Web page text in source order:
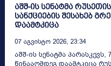
აშშ-ის სენატმა
სანქციების შესახებ
დაამტკიცა
07 Აგვისტო 2026, 23:34
აშშ-ის სენატმა პარასკევს,
წინააღმდეგ დაამტკიცა